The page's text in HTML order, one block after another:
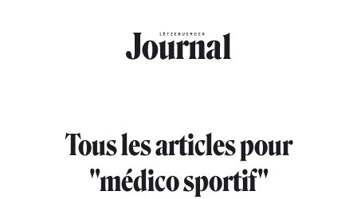
Tous les articles pour
"médico sportif"